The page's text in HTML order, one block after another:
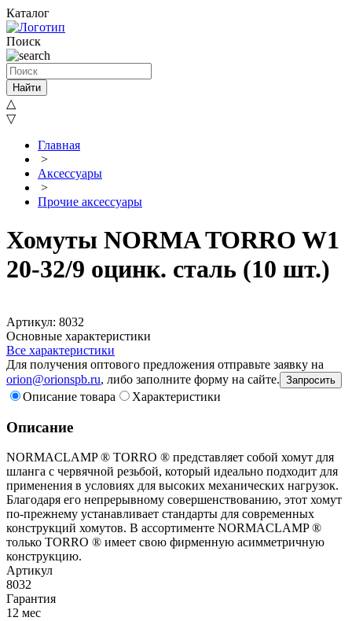
Каталог
Поиск
Найти
△
▽
Главная
>
Аксессуары
>
Прочие аксессуары
Хомуты NORMA TORRO W1
20-32/9 оцинк. сталь (10 шт.)
Артикул: 8032
Основные характеристики
Все характеристики
Для получения оптового предложения отправьте заявку на
orion@orionspb.ru, либо заполните форму на сайте. Запросить
Описание товара Характеристики
Описание
NORMACLAMP ® TORRO ® представляет собой хомут для
шланга с червячной резьбой, который идеально подходит для
применения в условиях для высоких механических нагрузок.
Благодаря его непрерывному совершенствованию, этот хомут
по-прежнему устанавливает стандарты для современных
конструкций хомутов. В ассортименте NORMACLAMP ®
только TORRO ® имеет свою фирменную асимметричную
конструкцию.
Артикул
8032
Гарантия
12 мес